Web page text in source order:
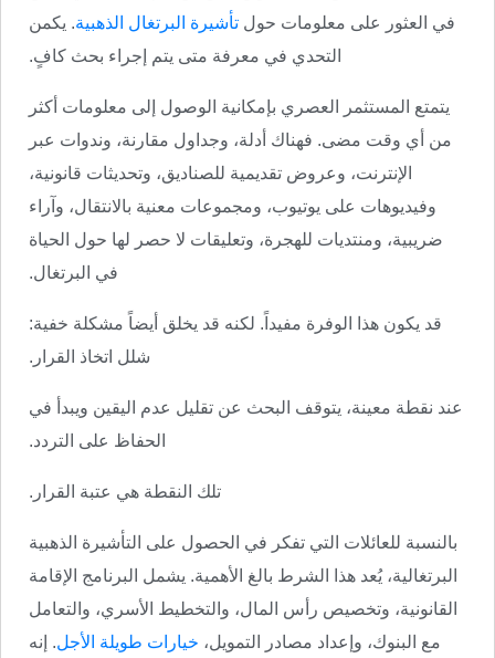
في العثور على معلومات حول تأشيرة البرتغال الذهبية. يكمن
التحدي في معرفة متى يتم إجراء بحث كافٍ.
يتمتع المستثمر العصري بإمكانية الوصول إلى معلومات أكثر
من أي وقت مضى. فهناك أدلة، وجداول مقارنة، وندوات عبر
الإنترنت، وعروض تقديمية للصناديق، وتحديثات قانونية،
وفيديوهات على يوتيوب، ومجموعات معنية بالانتقال، وآراء
ضريبية، ومنتديات للهجرة، وتعليقات لا حصر لها حول الحياة
في البرتغال.
قد يكون هذا الوفرة مفيداً. لكنه قد يخلق أيضاً مشكلة خفية:
شلل اتخاذ القرار.
عند نقطة معينة، يتوقف البحث عن تقليل عدم اليقين ويبدأ في
الحفاظ على التردد.
تلك النقطة هي عتبة القرار.
بالنسبة للعائلات التي تفكر في الحصول على التأشيرة الذهبية
البرتغالية، يُعد هذا الشرط بالغ الأهمية. يشمل البرنامج الإقامة
القانونية، وتخصيص رأس المال، والتخطيط الأسري، والتعامل
مع البنوك، وإعداد مصادر التمويل، خيارات طويلة الأجل. إنه